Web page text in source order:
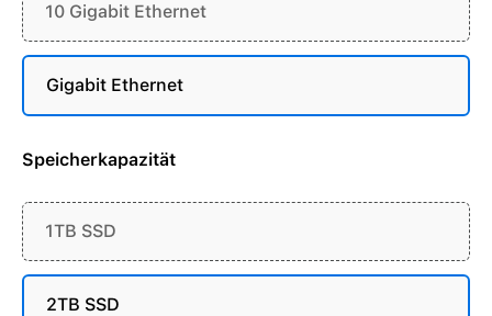
10 Gigabit Ethernet
Gigabit Ethernet
Speicherkapazität
1TB SSD
2TB SSD